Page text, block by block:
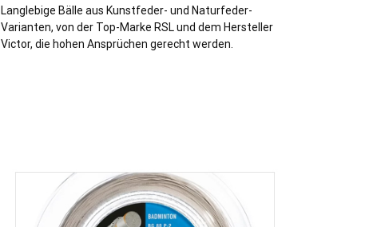
Langlebige Bälle aus Kunstfeder- und Naturfeder-
Varianten, von der Top-Marke RSL und dem Hersteller
Victor, die hohen Ansprüchen gerecht werden.